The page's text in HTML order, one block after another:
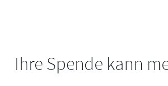
Ihre Spende kann